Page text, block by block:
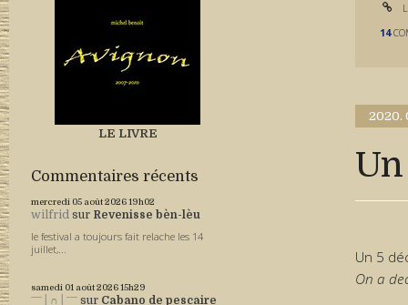
LE LIVRE
Commentaires récents
mercredi 05 août 2026 19h02
wilfrid sur Revenisse bèn-lèu
le festival a toujours fait relache les 14
juillet,...
samedi 01 août 2026 15h29
ˉˉˉ│∩│ˉˉˉ sur Cabano de pescaire
14
2020.
Un 5
On a